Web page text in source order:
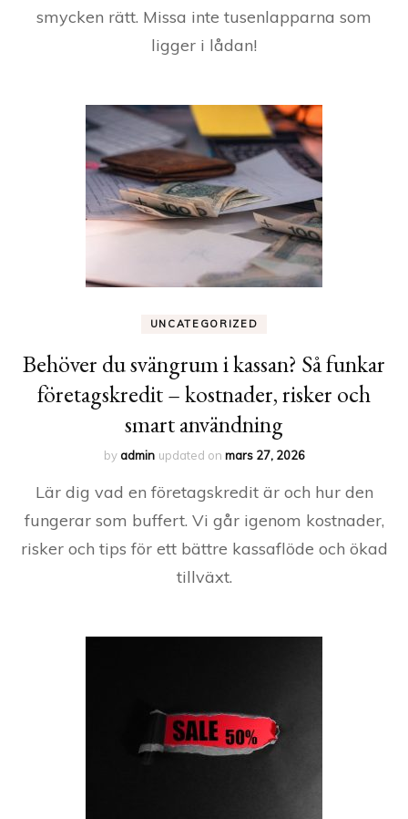
smycken rätt. Missa inte tusenlapparna som
ligger i lådan!
UNCATEGORIZED
Behöver du svängrum i kassan? Så funkar
företagskredit – kostnader, risker och
smart användning
byadmin updated on mars 27, 2026
Lär dig vad en företagskredit är och hur den
fungerar som buffert. Vi går igenom kostnader,
risker och tips för ett bättre kassaflöde och ökad
tillväxt.